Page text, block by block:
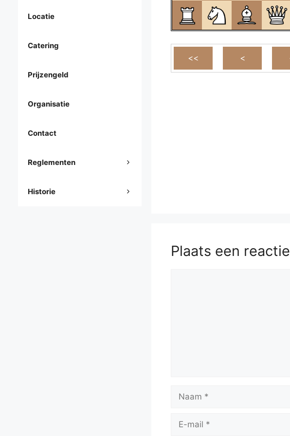
Plaats een reactie
mail
Locatie
Catering
Prijzengeld
Organisatie
Contact
Reglementen
Historie